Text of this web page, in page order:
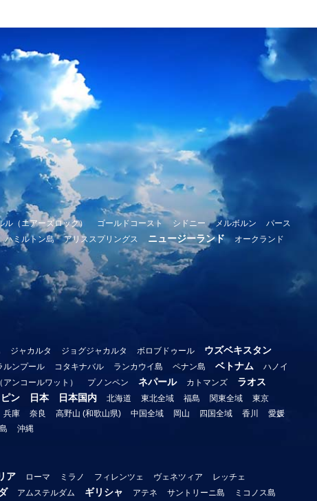
ル（エアーズロック） ゴールドコースト シドニー メルボルン
パース
ハミルトン島 アリススプリングス ニュージーランド
オークランド
ジャカルタ ジョグジャカルタ ボロブドゥール
ウズベキスタン
ルンプール コタキナバル ランカウイ島 ペナン島 ベトナム
ハノイ
ンコールワット） プノンペン ネパール カトマンズ ラオス
ン 日本 日本国内 北海道 東北全域 福島 関東全域
東京
兵庫 奈良 高野山 (和歌山県) 中国全域 岡山 四国全域 香川
愛媛
沖縄
ア ローマ ミラノ フィレンツェ ヴェネツィア
レッチェ
アムステルダム ギリシャ アテネ サントリーニ島
ミコノス島